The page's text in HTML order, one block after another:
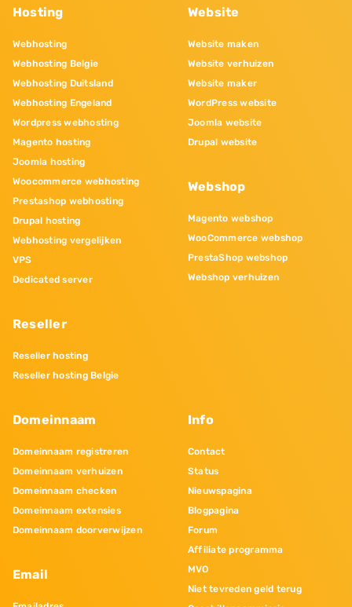
Hosting
Webhosting
Webhosting Belgie
Webhosting Duitsland
Webhosting Engeland
Wordpress webhosting
Magento hosting
Joomla hosting
Woocommerce webhosting
Prestashop webhosting
Drupal hosting
Webhosting vergelijken
VPS
Dedicated server
Reseller
Reseller hosting
Reseller hosting Belgie
Website
Website maken
Website verhuizen
Website maker
WordPress website
Joomla website
Drupal website
Webshop
Magento webshop
WooCommerce webshop
PrestaShop webshop
Webshop verhuizen
Domeinnaam
Domeinnaam registreren
Domeinnaam verhuizen
Domeinnaam checken
Domeinnaam extensies
Domeinnaam doorverwijzen
Email
Info
Contact
Status
Nieuwspagina
Blogpagina
Forum
Affiliate programma
MVO
Niet tevreden geld terug